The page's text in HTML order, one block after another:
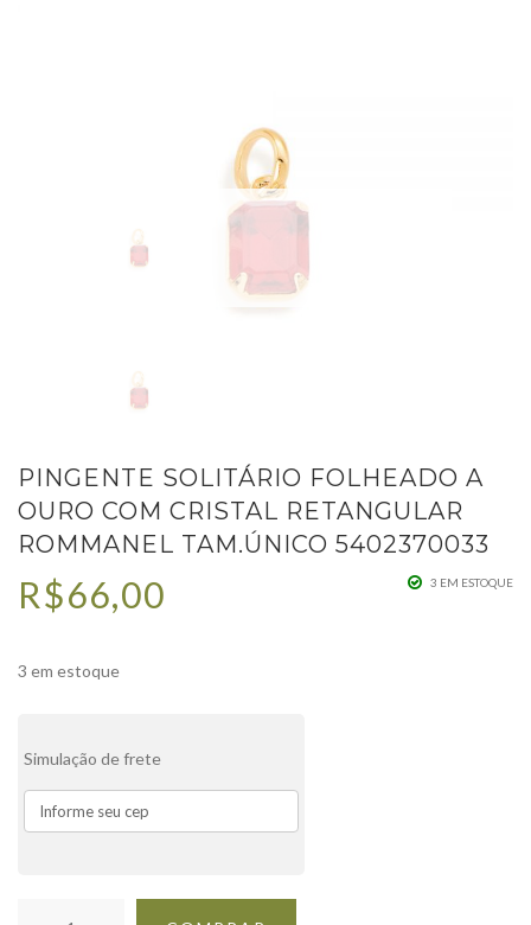
PINGENTE SOLITÁRIO FOLHEADO A
OURO COM CRISTAL RETANGULAR
ROMMANEL TAM.ÚNICO 5402370033
3 EM ESTOQUE
R$66,00
3 em estoque
Simulação de frete